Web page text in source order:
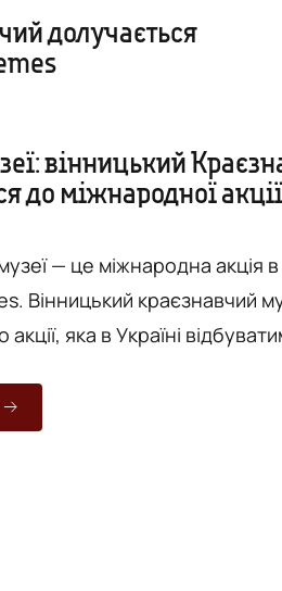
долучається
вінницький
до міжнародної
— це міжнародна акція
Вінницький краєзнавчий
яка в Україні
ризикуєш помітити
про все це можна забути